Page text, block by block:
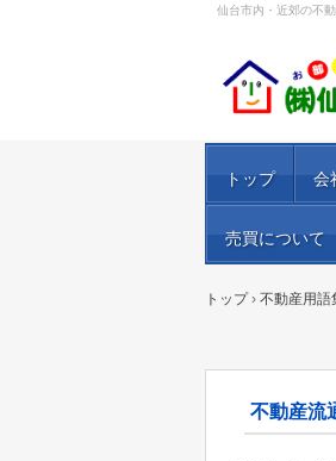
仙台市内・近郊の不
トップ 会
売買について
トップ › 不動産用語
不動産流